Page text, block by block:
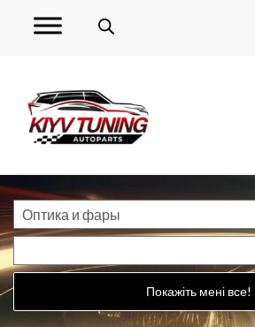
Покажіть мені все!